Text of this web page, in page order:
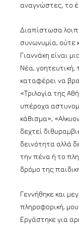
αναγνώστες, το
Διαπίστωσα
συνωνυμία, ούτε
Γιαννάκη είναι
Νέα, γοητευτική,
καταφέρει να
«Τριλογία της
υπέροχα
κάθισμα»,
δεχτεί
δεινότητα αλλά
την πένα ή το
δρόμο της
Γεννήθηκε και
πληροφορική,
Εργάστηκε για